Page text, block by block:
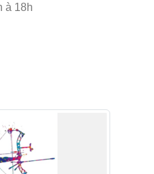
à 18h